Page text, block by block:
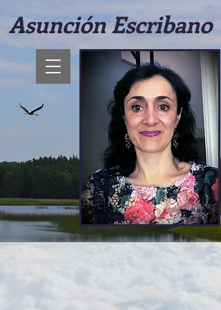
Asunción Escribano